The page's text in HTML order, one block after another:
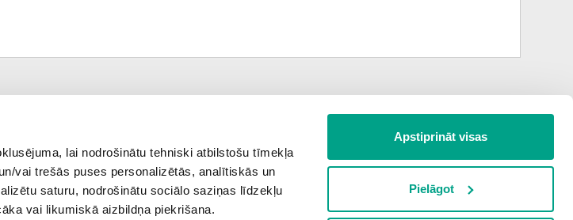
lai nodrošinātu tehniski atbilstošu tīmekļa
vai trešās puses personalizētās, analītiskās un
saturu, nodrošinātu sociālo saziņas līdzekļu
vai likumiskā aizbildņa piekrišana.
Apstiprināt visas
Pielāgot
Nākamā tēma
VIDEO KURSS